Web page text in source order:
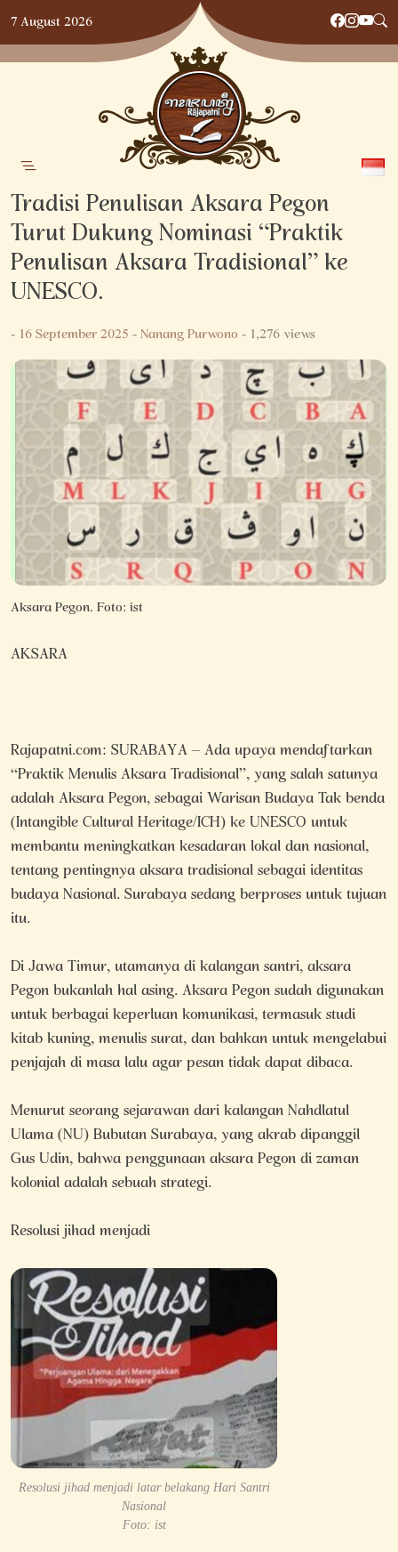
Skip
to
content
7 August 2026
Tradisi Penulisan Aksara Pegon
Turut Dukung Nominasi “Praktik
Penulisan Aksara Tradisional” ke
UNESCO.
-16 September 2025-Nanang Purwono- 1,276 views
Aksara Pegon. Foto: ist
AKSARA
Rajapatni.com: SURABAYA – Ada upaya mendaftarkan
“Praktik Menulis Aksara Tradisional”, yang salah satunya
adalah Aksara Pegon, sebagai Warisan Budaya Tak benda
(Intangible Cultural Heritage/ICH) ke UNESCO untuk
membantu meningkatkan kesadaran lokal dan nasional,
tentang pentingnya aksara tradisional sebagai identitas
budaya Nasional. Surabaya sedang berproses untuk tujuan
itu.
Di Jawa Timur, utamanya di kalangan santri, aksara
Pegon bukanlah hal asing. Aksara Pegon sudah digunakan
untuk berbagai keperluan komunikasi, termasuk studi
kitab kuning, menulis surat, dan bahkan untuk mengelabui
penjajah di masa lalu agar pesan tidak dapat dibaca.
Menurut seorang sejarawan dari kalangan Nahdlatul
Ulama (NU) Bubutan Surabaya, yang akrab dipanggil
Gus Udin, bahwa penggunaan aksara Pegon di zaman
kolonial adalah sebuah strategi.
Resolusi jihad menjadi
Resolusi jihad menjadi latar belakang Hari Santri
Nasional
Foto: ist